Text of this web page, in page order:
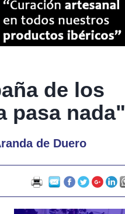
de los
pasa nada"
de Duero